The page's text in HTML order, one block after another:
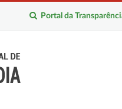
Portal da